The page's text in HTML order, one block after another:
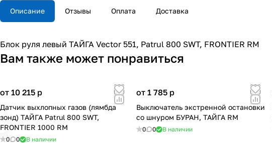
Описание Отзывы Оплата Доставка
Блок руля левый ТАЙГА Vector 551, Patrul 800 SWT, FRONTIER RM
Вам также может понравиться
от 10 215 p
Датчик выхлопных газов (лямбда
зонд) ТАЙГА Patrul 800 SWT,
FRONTIER 1000 RM
0 0 В наличии
от 1 785 p
Выключатель экстренной остановки
со шнуром БУРАН, ТАЙГА RM
0 0 В наличии